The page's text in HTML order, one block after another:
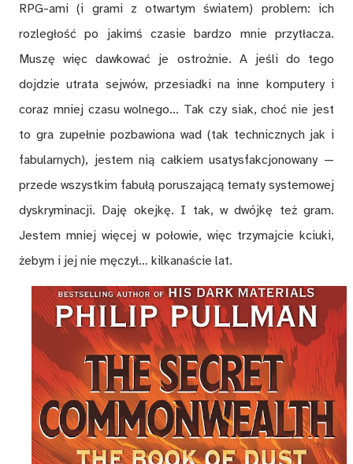
RPG-ami (i grami z otwartym światem) problem: ich
rozległość po jakimś czasie bardzo mnie przytłacza.
Muszę więc dawkować je ostrożnie. A jeśli do tego
dojdzie utrata sejwów, przesiadki na inne komputery i
coraz mniej czasu wolnego… Tak czy siak, choć nie jest
to gra zupełnie pozbawiona wad (tak technicznych jak i
fabularnych), jestem nią całkiem usatysfakcjonowany —
przede wszystkim fabułą poruszającą tematy systemowej
dyskryminacji. Daję okejkę. I tak, w dwójkę też gram.
Jestem mniej więcej w połowie, więc trzymajcie kciuki,
żebym i jej nie męczył… kilkanaście lat.